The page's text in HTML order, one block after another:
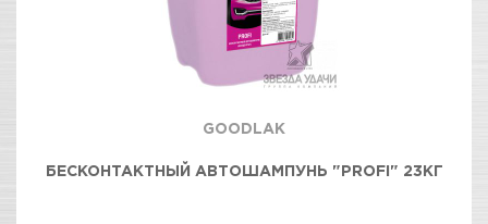
GOODLAK
БЕСКОНТАКТНЫЙ АВТОШАМПУНЬ "PROFI" 23КГ